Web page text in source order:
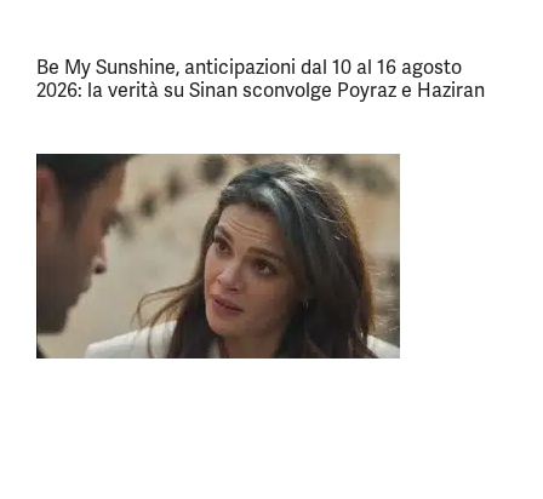
Be My Sunshine, anticipazioni dal 10 al 16 agosto
2026: la verità su Sinan sconvolge Poyraz e Haziran